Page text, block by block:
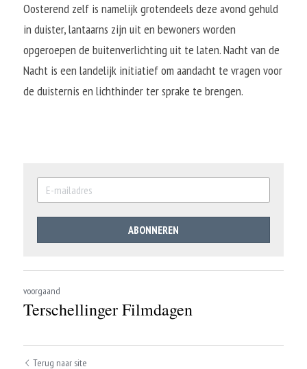
Oosterend zelf is namelijk grotendeels deze avond gehuld
in duister, lantaarns zijn uit en bewoners worden
opgeroepen de buitenverlichting uit te laten. Nacht van de
Nacht is een landelijk initiatief om aandacht te vragen voor
de duisternis en lichthinder ter sprake te brengen.
ABONNEREN
voorgaand
Terschellinger Filmdagen
Terug naar site